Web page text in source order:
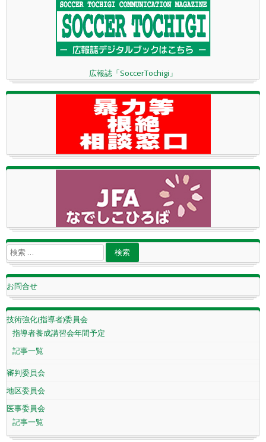
広報誌「SoccerTochigi」
お問合せ
技術強化(指導者)委員会
指導者養成講習会年間予定
記事一覧
審判委員会
地区委員会
医事委員会
記事一覧